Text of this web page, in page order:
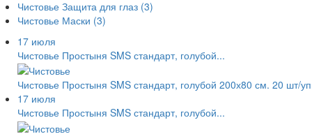
Чистовье Защита для глаз (3)
Чистовье Маски (3)
17 июля
Чистовье Простыня SMS стандарт, голубой...
Чистовье Простыня SMS стандарт, голубой 200х80 см. 20 шт/
17 июля
Чистовье Простыня SMS стандарт, голубой...